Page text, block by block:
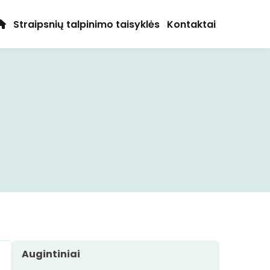
Straipsnių talpinimo taisyklės Kontaktai
Augintiniai